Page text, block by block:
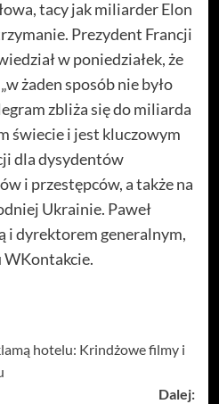
tacy jak miliarder Elon
Prezydent Francji
w poniedziałek, że
żaden sposób nie było
zbliża się do miliarda
świecie i jest kluczowym
dla dysydentów
i przestępców, a także na
Ukrainie. Paweł
i dyrektorem generalnym,
WKontakcie.
hotelu: Krindżowe filmy i
Dalej: